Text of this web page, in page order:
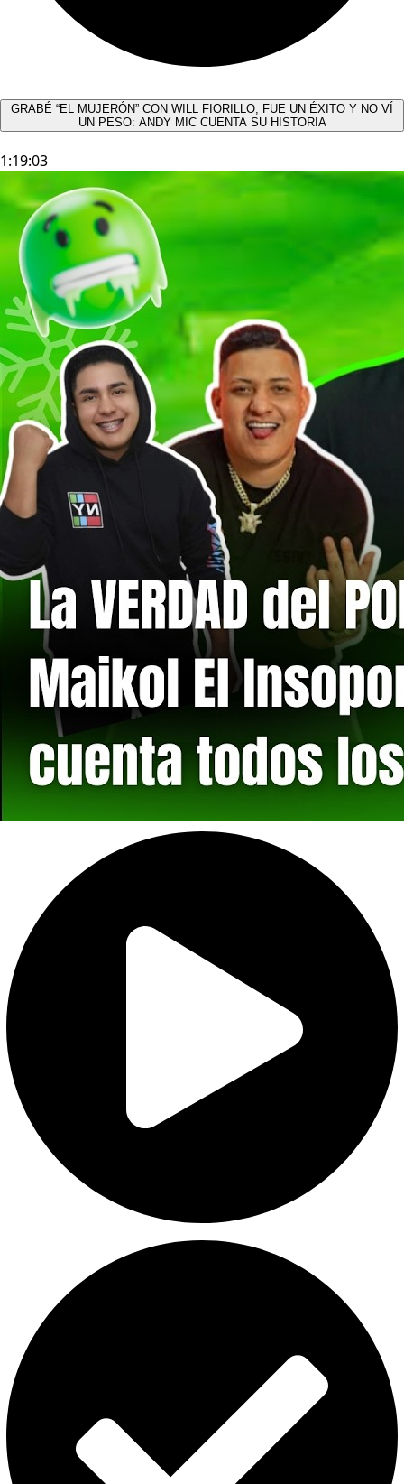
GRABÉ “EL MUJERÓN” CON WILL FIORILLO, FUE UN ÉXITO Y NO VÍ
UN PESO: ANDY MIC CUENTA SU HISTORIA
1:19:03